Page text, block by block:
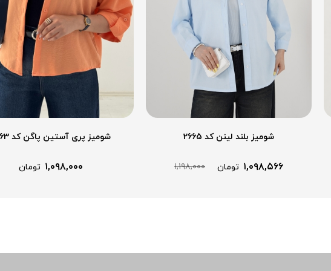
شومیز بلند لینن کد 2665
۱,۰۹۸,۵۶۶ تومان ۱,۱۹۸,۰۰۰
شومیز پری آستین پاگن کد 2663
۱,۰۹۸,۰۰۰ تومان